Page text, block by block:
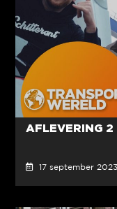
AFLEVERING
17 september 2023